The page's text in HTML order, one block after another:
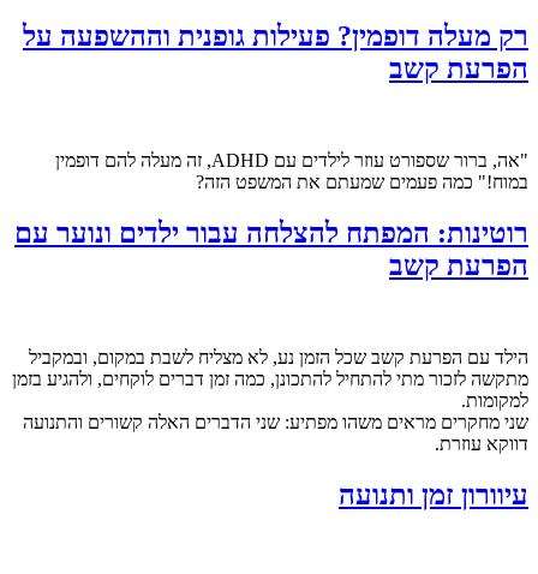
רק מעלה דופמין? פעילות גופנית וההשפעה על
הפרעת קשב
"אה, ברור שספורט עוזר לילדים עם ADHD, זה מעלה להם דופמין
במוח!" כמה פעמים שמעתם את המשפט הזה?
רוטינות: המפתח להצלחה עבור ילדים ונוער עם
הפרעת קשב
הילד עם הפרעת קשב שכל הזמן נע, לא מצליח לשבת במקום, ובמקביל
מתקשה לזכור מתי להתחיל להתכונן, כמה זמן דברים לוקחים, ולהגיע בזמן
למקומות.
שני מחקרים מראים משהו מפתיע: שני הדברים האלה קשורים והתנועה
דווקא עוזרת.
עיוורון זמן ותנועה